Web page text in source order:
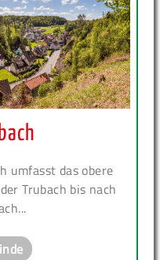
umfasst das obere
Trubach bis nach